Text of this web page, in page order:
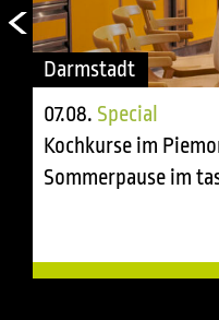
Darmstadt
07.08. Special
Kochkurse im
Sommerpause im